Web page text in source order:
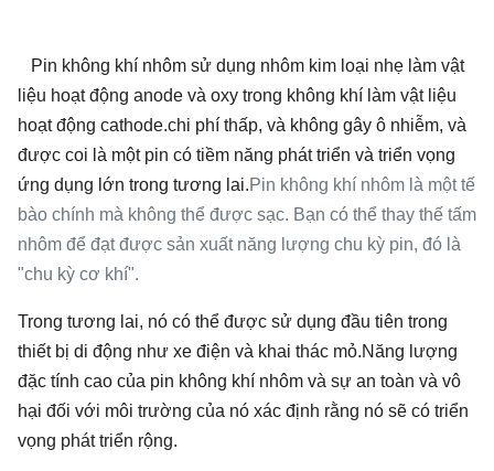
Pin không khí nhôm sử dụng nhôm kim loại nhẹ làm vật
liệu hoạt động anode và oxy trong không khí làm vật liệu
hoạt động cathode.chi phí thấp, và không gây ô nhiễm, và
được coi là một pin có tiềm năng phát triển và triển vọng
ứng dụng lớn trong tương lai.Pin không khí nhôm là một tế
bào chính mà không thể được sạc. Bạn có thể thay thế tấm
nhôm để đạt được sản xuất năng lượng chu kỳ pin, đó là
"chu kỳ cơ khí".
Trong tương lai, nó có thể được sử dụng đầu tiên trong
thiết bị di động như xe điện và khai thác mỏ.Năng lượng
đặc tính cao của pin không khí nhôm và sự an toàn và vô
hại đối với môi trường của nó xác định rằng nó sẽ có triển
vọng phát triển rộng.